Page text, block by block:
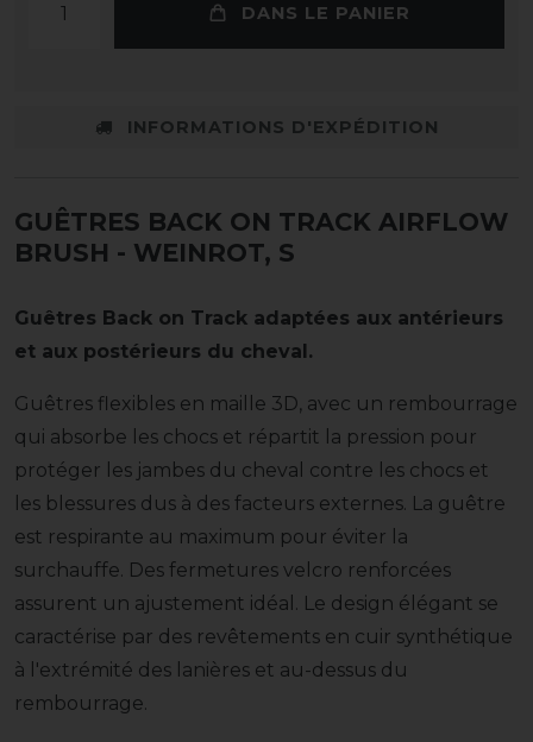
DANS LE PANIER
INFORMATIONS D'EXPÉDITION
GUÊTRES BACK ON TRACK AIRFLOW
BRUSH - WEINROT, S
Guêtres Back on Track adaptées aux antérieurs
et aux postérieurs du cheval.
Guêtres flexibles en maille 3D, avec un rembourrage
qui absorbe les chocs et répartit la pression pour
protéger les jambes du cheval contre les chocs et
les blessures dus à des facteurs externes. La guêtre
est respirante au maximum pour éviter la
surchauffe. Des fermetures velcro renforcées
assurent un ajustement idéal. Le design élégant se
caractérise par des revêtements en cuir synthétique
à l'extrémité des lanières et au-dessus du
rembourrage.